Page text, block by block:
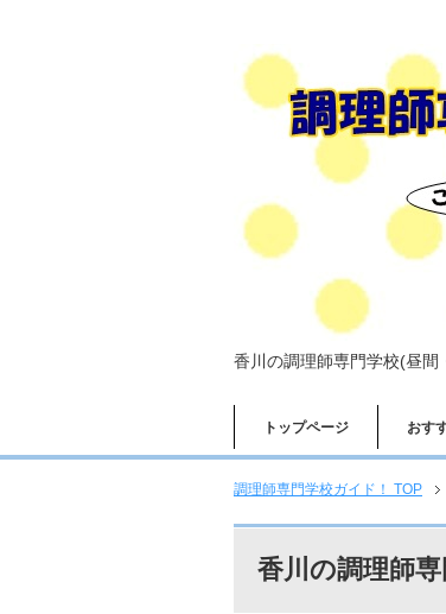
香川の調理師専門学校(昼間
トップページ おす
調理師専門学校ガイド！ TOP
香川の調理師